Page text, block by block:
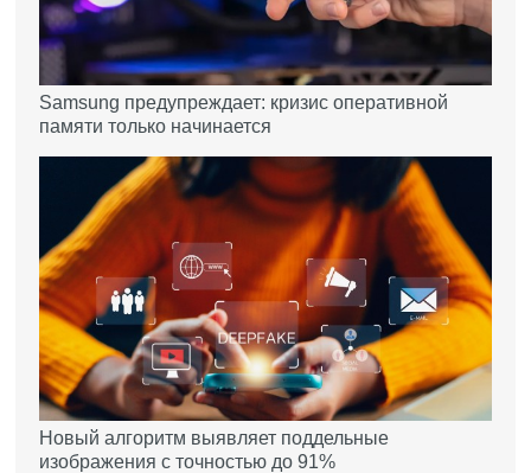
Samsung предупреждает: кризис оперативной
памяти только начинается
Новый алгоритм выявляет поддельные
изображения с точностью до 91%